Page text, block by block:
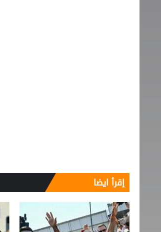
إقرأ ايضا